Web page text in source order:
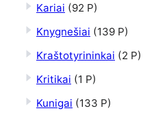
Kariai (92 P)
Knygnešiai (139 P)
Kraštotyrininkai (2 P)
Kritikai (1 P)
Kunigai (133 P)